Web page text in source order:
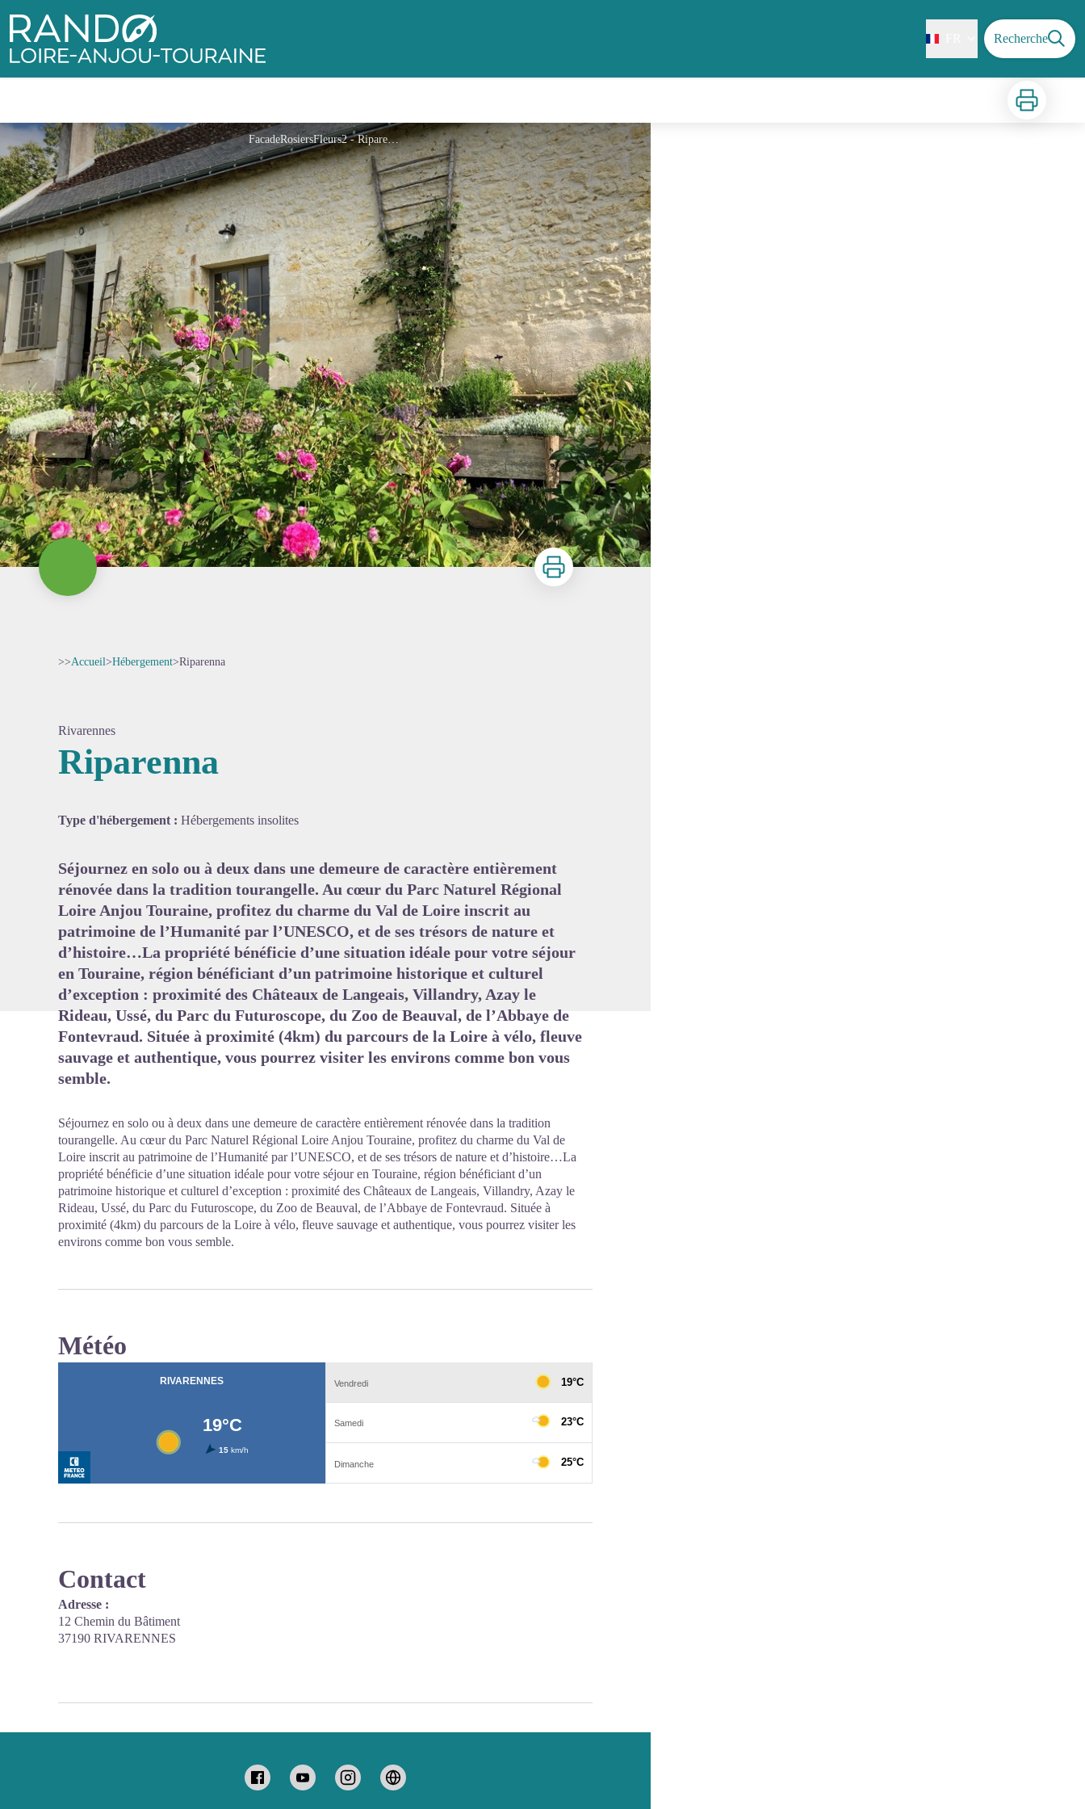
Rando Loire-Anjou-Touraine Recherche
Imprimer
FacadeRosiersFleurs2 - Riparenna
Imprimer
>>Accueil>Hébergement>Riparenna
Rivarennes
Riparenna
Type d'hébergement : Hébergements insolites
Séjournez en solo ou à deux dans une demeure de caractère entièrement
rénovée dans la tradition tourangelle. Au cœur du Parc Naturel Régional
Loire Anjou Touraine, profitez du charme du Val de Loire inscrit au
patrimoine de l’Humanité par l’UNESCO, et de ses trésors de nature et
d’histoire…La propriété bénéficie d’une situation idéale pour votre séjour
en Touraine, région bénéficiant d’un patrimoine historique et culturel
d’exception : proximité des Châteaux de Langeais, Villandry, Azay le
Rideau, Ussé, du Parc du Futuroscope, du Zoo de Beauval, de l’Abbaye de
Fontevraud. Située à proximité (4km) du parcours de la Loire à vélo, fleuve
sauvage et authentique, vous pourrez visiter les environs comme bon vous
semble.
Séjournez en solo ou à deux dans une demeure de caractère entièrement rénovée dans la tradition
tourangelle. Au cœur du Parc Naturel Régional Loire Anjou Touraine, profitez du charme du Val de
Loire inscrit au patrimoine de l’Humanité par l’UNESCO, et de ses trésors de nature et d’histoire…La
propriété bénéficie d’une situation idéale pour votre séjour en Touraine, région bénéficiant d’un
patrimoine historique et culturel d’exception : proximité des Châteaux de Langeais, Villandry, Azay le
Rideau, Ussé, du Parc du Futuroscope, du Zoo de Beauval, de l’Abbaye de Fontevraud. Située à
proximité (4km) du parcours de la Loire à vélo, fleuve sauvage et authentique, vous pourrez visiter les
environs comme bon vous semble.
Météo
Contact
Adresse :
12 Chemin du Bâtiment
37190 RIVARENNES